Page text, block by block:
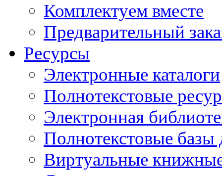
Комплектуем вместе
Предварительный
Ресурсы
Электронные каталоги
Полнотекстовые
Электронная
Полнотекстовые
Виртуальные